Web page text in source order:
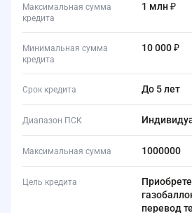
Максимальная сумма
кредита
1 млн ₽
Минимальная сумма
кредита
10 000 ₽
Срок кредита до 5 лет
Диапазон ПСК
Максимальная сумма 1000000
Цель кредита
Приобретение/установка
перевод